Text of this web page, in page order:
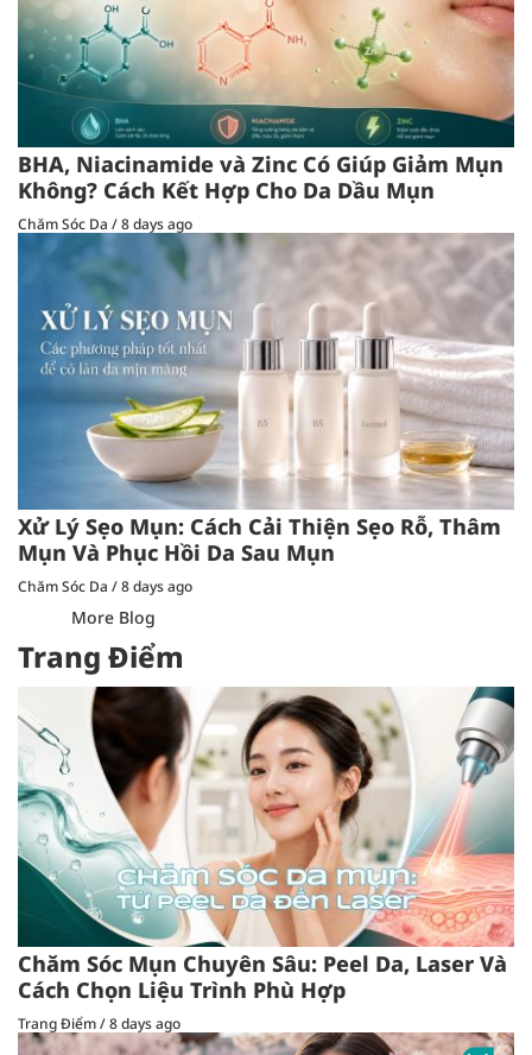
BHA, Niacinamide và Zinc Có Giúp Giảm Mụn
Không? Cách Kết Hợp Cho Da Dầu Mụn
Chăm Sóc Da /8 days ago
Xử Lý Sẹo Mụn: Cách Cải Thiện Sẹo Rỗ, Thâm
Mụn Và Phục Hồi Da Sau Mụn
Chăm Sóc Da /8 days ago
More Blog
Trang Điểm
Chăm Sóc Mụn Chuyên Sâu: Peel Da, Laser Và
Cách Chọn Liệu Trình Phù Hợp
Trang Điểm/8 days ago